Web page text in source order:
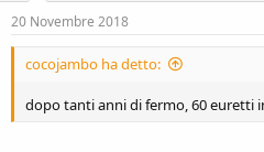
20 Novembre 2018
cocojambo ha detto:
dopo tanti anni di fermo, 60 euretti